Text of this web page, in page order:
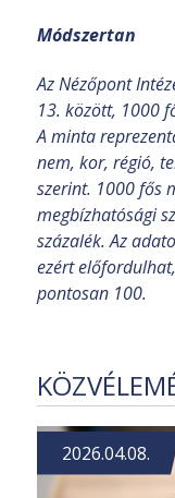
Módszertan
Az Nézőpont
13. között, 1000
A minta
nem, kor, régió,
szerint. 1000 fős
megbízhatósági
százalék. Az
ezért
pontosan 100.
2026.04.08.